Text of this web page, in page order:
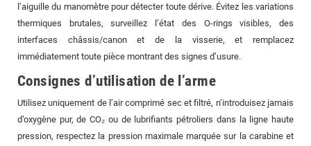
l’aiguille du manomètre pour détecter toute dérive. Évitez les variations
thermiques brutales, surveillez l’état des O-rings visibles, des
interfaces châssis/canon et de la visserie, et remplacez
immédiatement toute pièce montrant des signes d’usure.
Consignes d’utilisation de l’arme
Utilisez uniquement de l’air comprimé sec et filtré, n’introduisez jamais
d’oxygène pur, de CO₂ ou de lubrifiants pétroliers dans la ligne haute
pression, respectez la pression maximale marquée sur la carabine et